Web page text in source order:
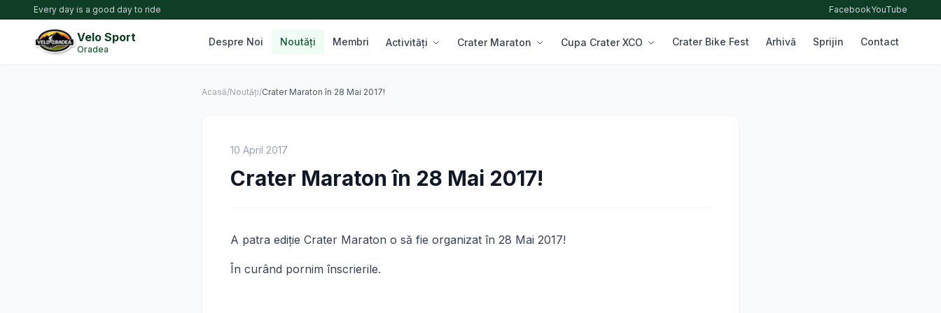
Every day is a good day to ride FacebookYouTube
Velo Sport
Oradea
Despre Noi Noutăți Membri Activități Crater Maraton Cupa Crater XCO Crater Bike Fest Arhivă Sprijin Contact
Acasă/Noutăți/Crater Maraton în 28 Mai 2017!
10 April 2017
Crater Maraton în 28 Mai 2017!
A patra ediţie Crater Maraton o să fie organizat în 28 Mai 2017!
În curând pornim înscrierile.